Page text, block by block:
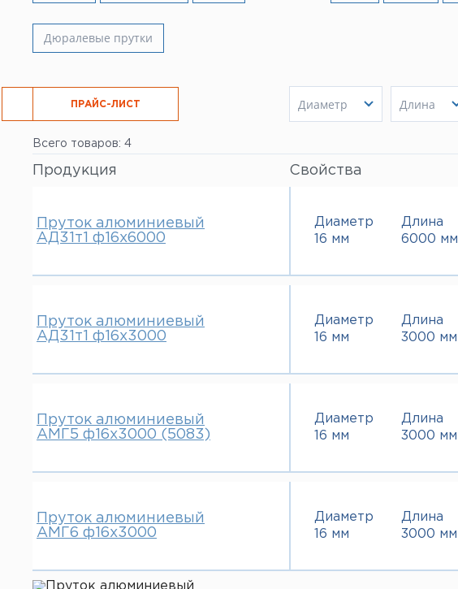
Дюралевые прутки
Диаметр
10 мм
16 мм
18 мм
32 мм
35 мм
40 мм
50 мм
55 мм
65 мм
80 мм
85 мм
110 мм
Длина
ПРАЙС-ЛИСТ
РЕЗКА
Всего товаров: 4
Продукция Свойства
Пруток алюминиевый
АД31т1 ф16х6000
Диаметр
16 мм
Длина
6000 мм
Пруток алюминиевый
АД31т1 ф16х3000
Диаметр
16 мм
Длина
3000 мм
Пруток алюминиевый
АМГ5 ф16х3000 (5083)
Диаметр
16 мм
Длина
3000 мм
Пруток алюминиевый
АМГ6 ф16х3000
Диаметр
16 мм
Длина
3000 мм